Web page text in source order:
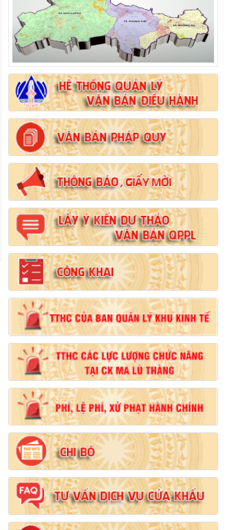
Số:102/2024/NĐ-CP
Tên:(Nghị định Quy định chi tiết thi hành một
số điều của Luật Đất đai)
Ngày ban hành: (21/08/2024)
Số:103/2024/NĐ-CP
Tên:(Nghị định Quy định về tiền sử dụng đất,
tiền thuê đất)
Ngày ban hành: (21/08/2024)
Số:1731/KH-UBND
Tên:(Kế hoạch triển khai thi hành Luật Đất